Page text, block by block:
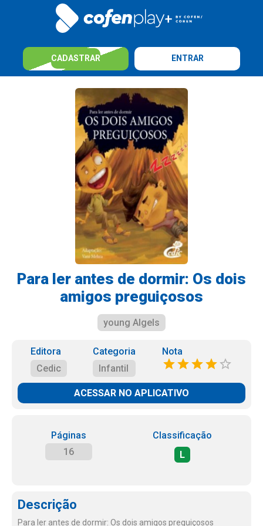
CADASTRAR ENTRAR
Para ler antes de dormir: Os dois
amigos preguiçosos
young Algels
Editora
Cedic
Categoria
Infantil
Nota
ACESSAR NO APLICATIVO
Páginas
16
Classificação
L
Descrição
Para ler antes de dormir: Os dois amigos preguiçosos